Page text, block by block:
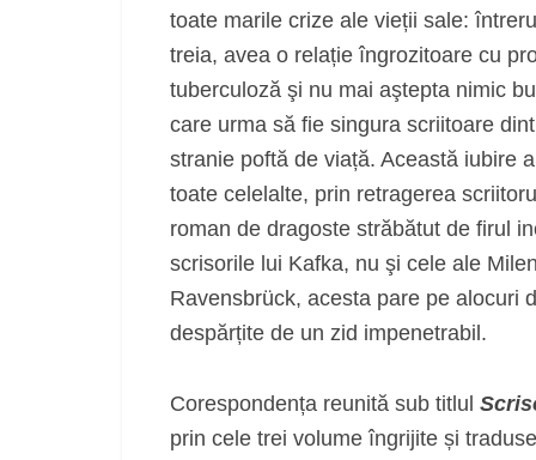
toate marile crize ale vieții sale:
treia, avea o relație îngrozitoare cu
tuberculoză şi nu mai aştepta nimic
care urma să fie singura scriitoare
stranie poftă de viață. Această iubire
toate celelalte, prin retragerea
roman de dragoste străbătut de firul
scrisorile lui Kafka, nu şi cele ale
Ravensbrück, acesta pare pe alocuri
despărțite de un zid impenetrabil.
Corespondența reunită sub titlul
prin cele trei volume îngrijite și